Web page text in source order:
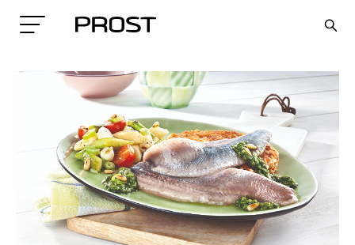
Search